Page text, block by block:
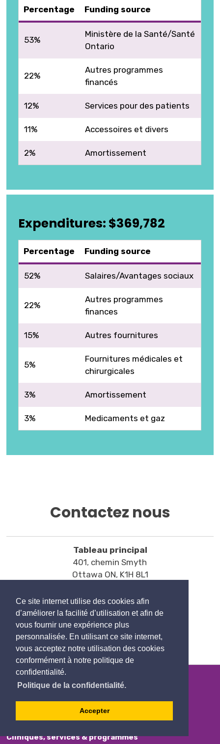
Ce site internet utilise des cookies afin
d’améliorer la facilité d’utilisation et afin de
vous fournir une expérience plus
personnalisée. En utilisant ce site internet,
vous acceptez notre utilisation des cookies
conformément à notre politique de
confidentialité.
Politique de la confidentialité.
Accepter
Percentage Funding source
53%
Ministère de la Santé/Santé
Ontario
22%
Autres programmes
financés
12% Services pour des patients
11% Accessoires et divers
2% Amortissement
Expenditures: $369,782
Percentage Funding source
52% Salaires/Avantages sociaux
22%
Autres programmes
finances
15% Autres fournitures
5%
Fournitures médicales et
chirurgicales
3% Amortissement
3% Medicaments et gaz
Contactez nous
Tableau principal
401, chemin Smyth
Ottawa ON, K1H 8L1
Courriel
CHEO
Cliniques, services & programmes